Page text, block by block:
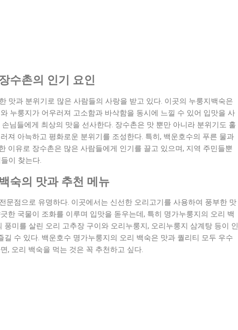
수촌의 인기 요인
맛과 분위기로 많은 사람들의 사랑을 받고 있다. 이곳의 누룽지백숙은
누룽지가 어우러져 고소함과 바삭함을 동시에 느낄 수 있어 입맛을 사
님들에게 최상의 맛을 선사한다. 장수촌은 맛 뿐만 아니라 분위기도 훌
져 아늑하고 평화로운 분위기를 조성한다. 특히, 백운호수의 푸른 물과
이유로 장수촌은 많은 사람들에게 인기를 끌고 있으며, 지역 주민들뿐
이 찾는다.
숙의 맛과 추천 메뉴
문점으로 유명하다. 이곳에서는 신선한 오리고기를 사용하여 풍부한 맛
한 국물이 조화를 이루며 입맛을 돋우는데, 특히 명가누룽지의 오리 백
미를 살린 오리 고추장 구이와 오리누룽지, 오리누룽지 삼계탕 등이 인
수 있다. 백운호수 명가누룽지의 오리 백숙은 맛과 퀄리티 모두 우수
, 오리 백숙을 먹는 것은 꼭 추천하고 싶다.